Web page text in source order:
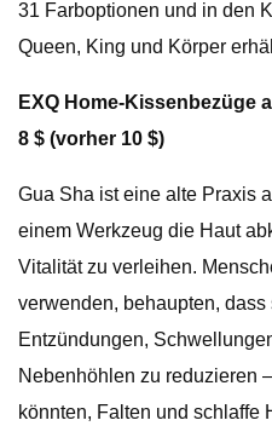
31 Farboptionen und in den
Queen, King und Körper
EXQ Home-Kissenbezüge
8 $ (vorher 10 $)
Gua Sha ist eine alte Praxis
einem Werkzeug die Haut
Vitalität zu verleihen.
verwenden, behaupten, dass
Entzündungen,
Nebenhöhlen zu reduzieren
könnten, Falten und schlaffe